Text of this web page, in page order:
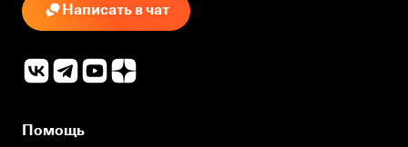
Написать в чат
Помощь